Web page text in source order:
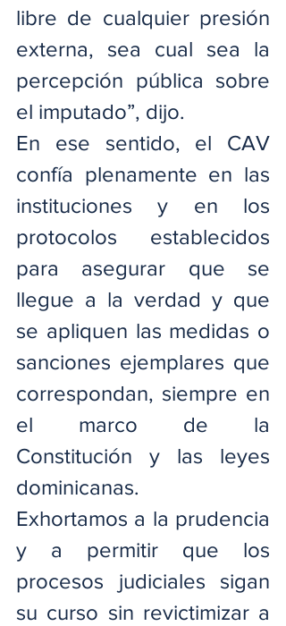
libre de cualquier presión
externa, sea cual sea la
percepción pública sobre
el imputado”, dijo.
En ese sentido, el CAV
confía plenamente en las
instituciones y en los
protocolos establecidos
para asegurar que se
llegue a la verdad y que
se apliquen las medidas o
sanciones ejemplares que
correspondan, siempre en
el marco de la
Constitución y las leyes
dominicanas.
Exhortamos a la prudencia
y a permitir que los
procesos judiciales sigan
su curso sin revictimizar a